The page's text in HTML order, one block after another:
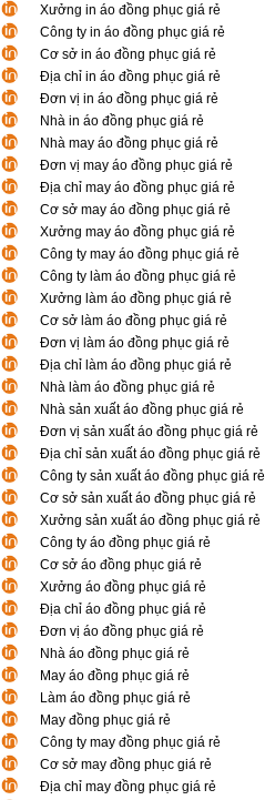
Xưởng in áo đồng phục giá rẻ
Công ty in áo đồng phục giá rẻ
Cơ sở in áo đồng phục giá rẻ
Địa chỉ in áo đồng phục giá rẻ
Đơn vị in áo đồng phục giá rẻ
Nhà in áo đồng phục giá rẻ
Nhà may áo đồng phục giá rẻ
Đơn vị may áo đồng phục giá rẻ
Địa chỉ may áo đồng phục giá rẻ
Cơ sở may áo đồng phục giá rẻ
Xưởng may áo đồng phục giá rẻ
Công ty may áo đồng phục giá rẻ
Công ty làm áo đồng phục giá rẻ
Xưởng làm áo đồng phục giá rẻ
Cơ sở làm áo đồng phục giá rẻ
Đơn vị làm áo đồng phục giá rẻ
Địa chỉ làm áo đồng phục giá rẻ
Nhà làm áo đồng phục giá rẻ
Nhà sản xuất áo đồng phục giá rẻ
Đơn vị sản xuất áo đồng phục giá rẻ
Địa chỉ sản xuất áo đồng phục giá rẻ
Công ty sản xuất áo đồng phục giá rẻ
Cơ sở sản xuất áo đồng phục giá rẻ
Xưởng sản xuất áo đồng phục giá rẻ
Công ty áo đồng phục giá rẻ
Cơ sở áo đồng phục giá rẻ
Xưởng áo đồng phục giá rẻ
Địa chỉ áo đồng phục giá rẻ
Đơn vị áo đồng phục giá rẻ
Nhà áo đồng phục giá rẻ
May áo đồng phục giá rẻ
Làm áo đồng phục giá rẻ
May đồng phục giá rẻ
Công ty may đồng phục giá rẻ
Cơ sở may đồng phục giá rẻ
Địa chỉ may đồng phục giá rẻ